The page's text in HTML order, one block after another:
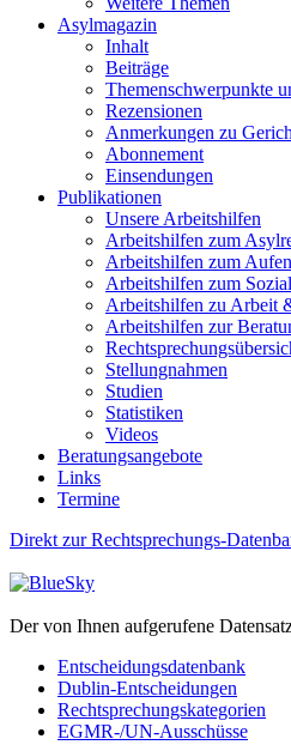
Asylmagazin
Inhalt
Beiträge
Themenschwerpunkte
Rezensionen
Anmerkungen zu
Abonnement
Einsendungen
Publikationen
Unsere Arbeitshilfen
Arbeitshilfen zum
Arbeitshilfen zum
Arbeitshilfen zum
Arbeitshilfen zu Arbeit
Arbeitshilfen zur
Stellungnahmen
Studien
Statistiken
Videos
Beratungsangebote
Links
Termine
Direkt zur Rechtsprechungs-
Der von Ihnen aufgerufene
Entscheidungsdatenbank
Dublin-Entscheidungen
Rechtsprechungskategorien
EGMR-/UN-Ausschüsse